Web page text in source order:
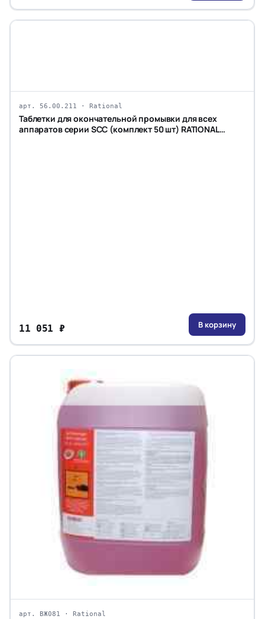
арт. 56.00.211 · Rational
Таблетки для окончательной промывки для всех
аппаратов серии SCC (комплект 50 шт) RATIONAL
11 051 ₽ В корзину
арт. ВЖ081 · Rational